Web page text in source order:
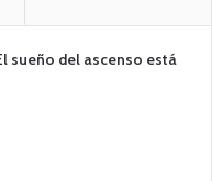
sueño del ascenso está